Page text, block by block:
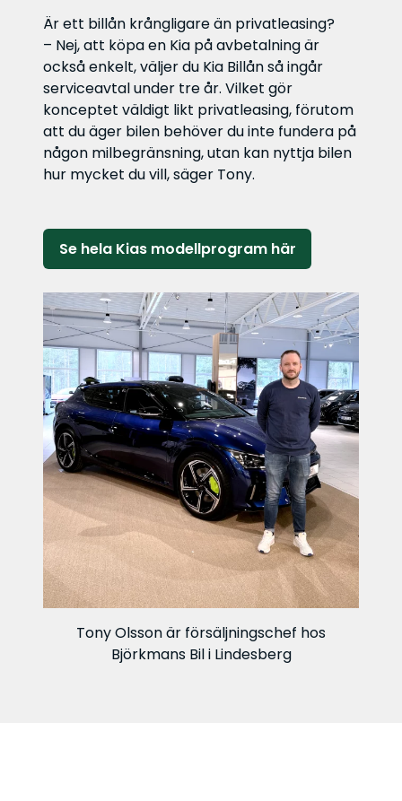
Är ett billån krångligare än privatleasing?
– Nej, att köpa en Kia på avbetalning är
också enkelt, väljer du Kia Billån så ingår
serviceavtal under tre år. Vilket gör
konceptet väldigt likt privatleasing, förutom
att du äger bilen behöver du inte fundera på
någon milbegränsning, utan kan nyttja bilen
hur mycket du vill, säger Tony.
Se hela Kias modellprogram här
Tony Olsson är försäljningschef hos
Björkmans Bil i Lindesberg